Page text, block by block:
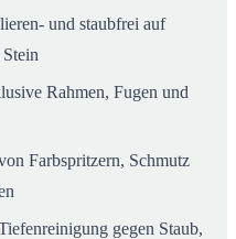
und staubfrei auf
Rahmen, Fugen und
Farbspritzern, Schmutz
gegen Staub,